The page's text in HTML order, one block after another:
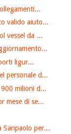
valido aiuto...
vessel da ...
ligur...
personale d...
milioni d...
mese di se...
Sanpaolo per...